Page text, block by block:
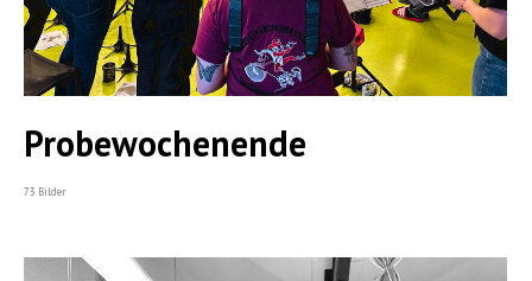
Probewochenende
73 Bilder